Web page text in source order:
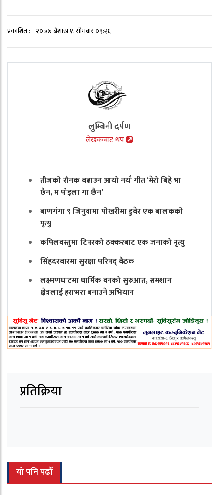
प्रकाशित : २०७७ बैशाख १, सोमबार ०९:२६
लुम्बिनी दर्पण
लेखकबाट थप
तीजको रौनक बढाउन आयो नयाँ गीत ‘मेरो बिहे भा
छैन, म पोइला गा छैन’
बाणगंगा ९ जिनुवामा पोखरीमा डुबेर एक बालकको
मृत्यु
कपिलवस्तुमा टिपरको ठक्करबाट एक जनाको मृत्यु
सिंहदरबारमा सुरक्षा परिषद् बैठक
लक्ष्मणघाटमा धार्मिक वनको सुरुआत, समशान
क्षेत्रलाई हराभरा बनाउने अभियान
प्रतिक्रिया
यो पनि पढौँ